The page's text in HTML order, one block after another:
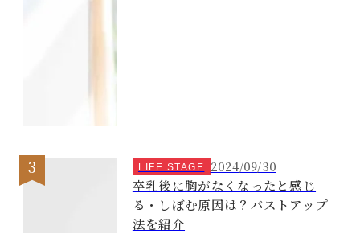
LIFE STAGE 2024/09/30
卒乳後に胸がなくなったと感じ
る・しぼむ原因は？バストアップ
法を紹介